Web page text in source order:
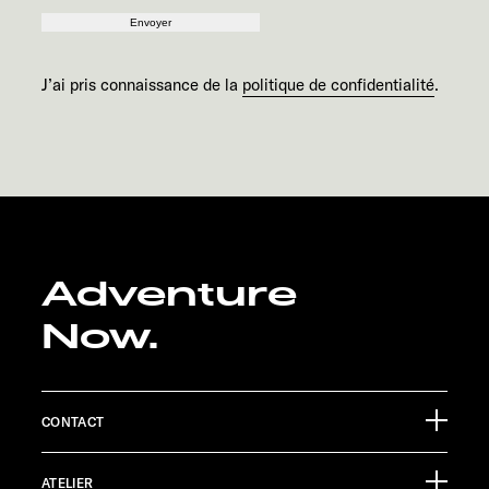
Envoyer
J’ai pris connaissance de la politique de confidentialité.
Adventure
Now.
CONTACT
ATELIER